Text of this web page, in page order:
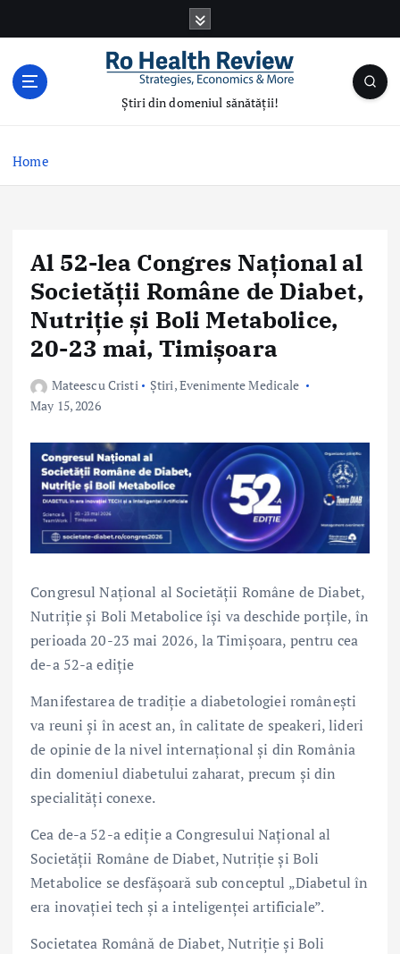
Știri din domeniul sănătății!
Home
Al 52-lea Congres Național al
Societății Române de Diabet,
Nutriție și Boli Metabolice,
20-23 mai, Timișoara
Mateescu Cristi Știri,Evenimente Medicale
May 15, 2026
Congresul Național al Societății Române de Diabet,
Nutriție și Boli Metabolice își va deschide porțile, în
perioada 20-23 mai 2026, la Timișoara, pentru cea
de-a 52-a ediție
Manifestarea de tradiție a diabetologiei românești
va reuni și în acest an, în calitate de speakeri, lideri
de opinie de la nivel internațional și din România
din domeniul diabetului zaharat, precum și din
specialități conexe.
Cea de-a 52-a ediție a Congresului Național al
Societății Române de Diabet, Nutriție și Boli
Metabolice se desfășoară sub conceptul „Diabetul în
era inovației tech și a inteligenței artificiale”.
Societatea Română de Diabet, Nutriție și Boli